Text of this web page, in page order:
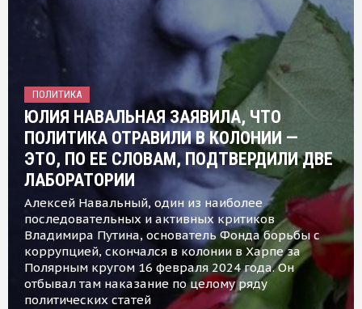
ПОЛИТИКА
ЮЛИЯ НАВАЛЬНАЯ ЗАЯВИЛА, ЧТО
ПОЛИТИКА ОТРАВИЛИ В КОЛОНИИ —
ЭТО, ПО ЕЕ СЛОВАМ, ПОДТВЕРДИЛИ ДВЕ
ЛАБОРАТОРИИ
Алексей Навальный, один из наиболее
последовательных и активных критиков
Владимира Путина, основатель Фонда борьбы с
коррупцией, скончался в колонии в Харпе за
Полярным кругом 16 февраля 2024 года. Он
отбывал там наказание по целому ряду
политических статей